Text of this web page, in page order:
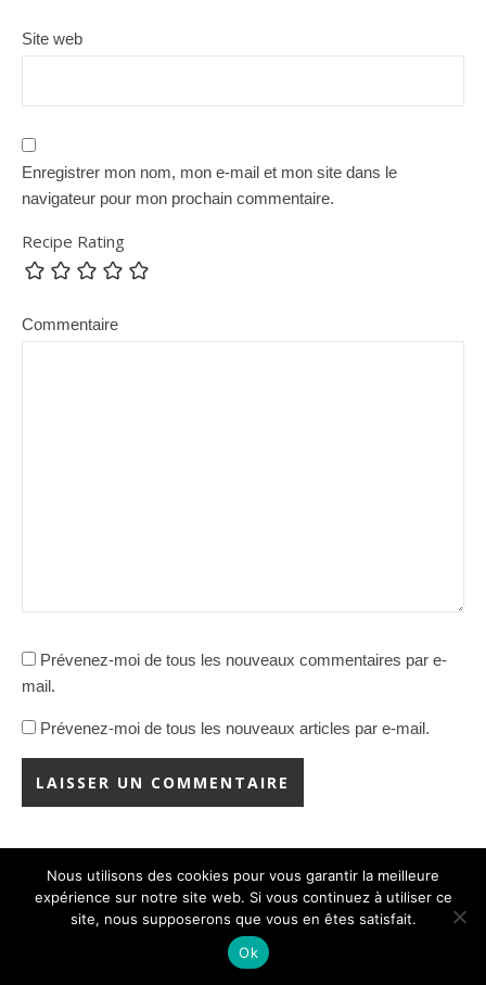
Site web
Enregistrer mon nom, mon e-mail et mon site dans le
navigateur pour mon prochain commentaire.
Recipe Rating
Commentaire
Prévenez-moi de tous les nouveaux commentaires par e-
mail.
Prévenez-moi de tous les nouveaux articles par e-mail.
Rechercher
Nous utilisons des cookies pour vous garantir la meilleure
expérience sur notre site web. Si vous continuez à utiliser ce
site, nous supposerons que vous en êtes satisfait.
Ok